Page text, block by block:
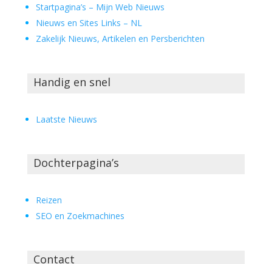
Startpagina’s – Mijn Web Nieuws
Nieuws en Sites Links – NL
Zakelijk Nieuws, Artikelen en Persberichten
Handig en snel
Laatste Nieuws
Dochterpagina’s
Reizen
SEO en Zoekmachines
Contact